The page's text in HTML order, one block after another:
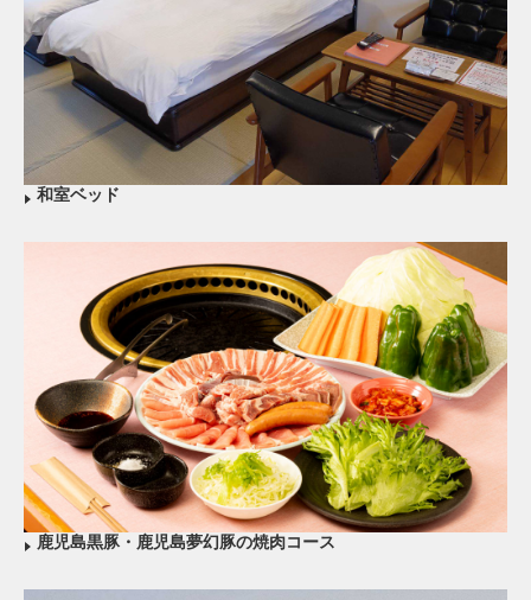
和室ベッド
鹿児島黒豚・鹿児島夢幻豚の焼肉コース